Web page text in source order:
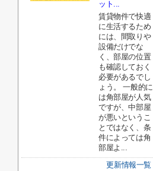
ット...
賃貸物件で快適
に生活するため
には、間取りや
設備だけでな
く、部屋の位置
も確認しておく
必要があるでし
ょう。 一般的に
は角部屋が人気
ですが、中部屋
が悪いというこ
とではなく、条
件によっては角
部屋よ...
更新情報一覧